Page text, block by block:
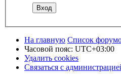
На главную Список
Часовой пояс: UTC+03:00
Удалить cookies
Связаться с